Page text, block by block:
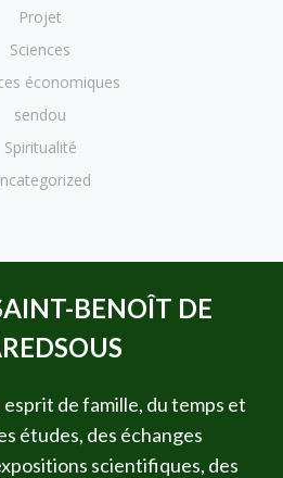
Projet
Sciences
économiques
sendou
Spiritualité
BENOÎT DE
esprit de famille, du temps et
études, des échanges
scientifiques, des